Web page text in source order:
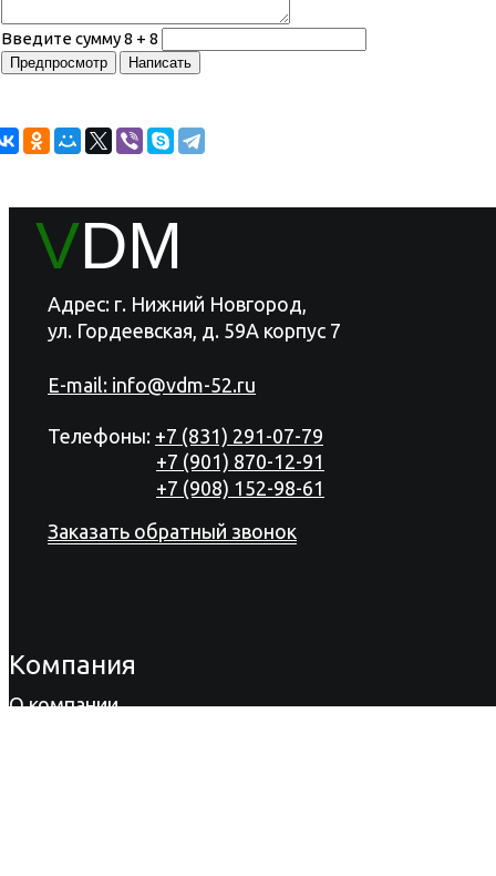
Введите сумму 8 + 8
VDM
Адрес: г. Нижний Новгород,
ул. Гордеевская, д. 59А корпус 7
E-mail: info@vdm-52.ru
Телефоны: +7 (831) 291-07-79
+7 (901) 870-12-91
+7 (908) 152-98-61
Заказать обратный звонок
Компания
О компании